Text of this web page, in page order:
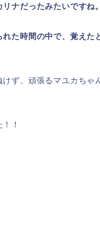
ナだったみたいですね。
れた時間の中で、覚えた
ず、頑張るマユカちゃ
！